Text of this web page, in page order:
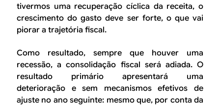
tivermos uma recuperação cíclica da receita, o
crescimento do gasto deve ser forte, o que vai
piorar a trajetória fiscal.
Como resultado, sempre que houver uma
recessão, a consolidação fiscal será adiada. O
resultado primário apresentará uma
deterioração e sem mecanismos efetivos de
ajuste no ano seguinte: mesmo que, por conta da